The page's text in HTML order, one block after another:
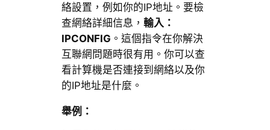
絡設置，例如你的IP地址。要檢
查網絡詳細信息， 輸入：
IPCONFIG 。這個指令在你解決
互聯網問題時很有用。你可以查
看計算機是否連接到網絡以及你
的IP地址是什麼。
舉例：